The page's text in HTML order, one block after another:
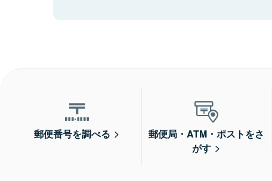
郵便番号を調べる
郵便局・ATM・ポストをさ
がす